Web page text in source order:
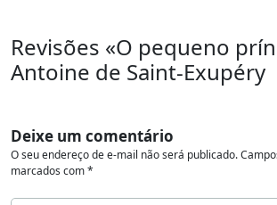
Revisões «O pequeno
Antoine de Saint-Exupéry
Deixe um comentário
O seu endereço de e-mail não será publicado.
marcados com*